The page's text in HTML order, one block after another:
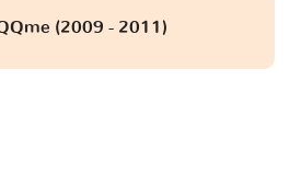
(2009 - 2011)